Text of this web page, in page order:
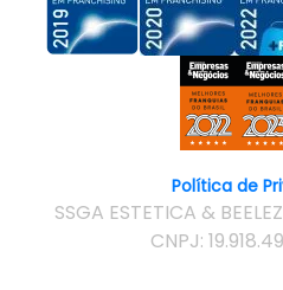
Política de
SSGA ESTETICA &
CNPJ: